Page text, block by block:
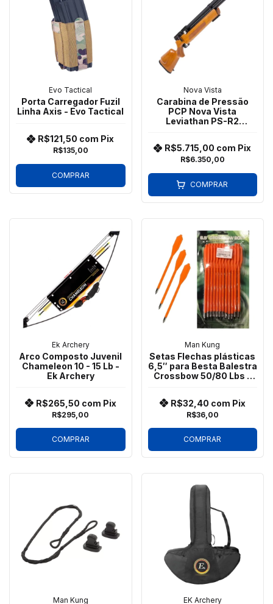
Evo Tactical
Porta Carregador Fuzil
Linha Axis - Evo Tactical
R$135,00
R$121,50 com Pix
COMPRAR
Nova Vista
Carabina de Pressão
PCP Nova Vista
Leviathan PS-R2
R$6.350,00
R$5.715,00 com Pix
COMPRAR
Ek Archery
Arco Composto Juvenil
Chameleon 10 - 15 Lb -
Ek Archery
R$295,00
R$265,50 com Pix
COMPRAR
Man Kung
Setas Flechas plásticas
6,5″ para Besta Balestra
Crossbow 50/80 Lbs –
R$36,00
R$32,40 com Pix
COMPRAR
Man Kung EK Archery